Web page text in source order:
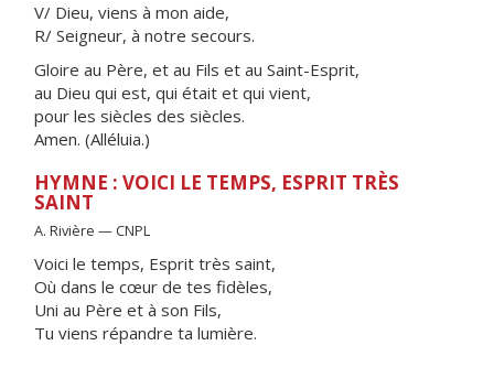
V/ Dieu, viens à mon aide,
R/ Seigneur, à notre secours.
Gloire au Père, et au Fils et au Saint-Esprit,
au Dieu qui est, qui était et qui vient,
pour les siècles des siècles.
Amen. (Alléluia.)
HYMNE : VOICI LE TEMPS, ESPRIT TRÈS
SAINT
A. Rivière — CNPL
Voici le temps, Esprit très saint,
Où dans le cœur de tes fidèles,
Uni au Père et à son Fils,
Tu viens répandre ta lumière.